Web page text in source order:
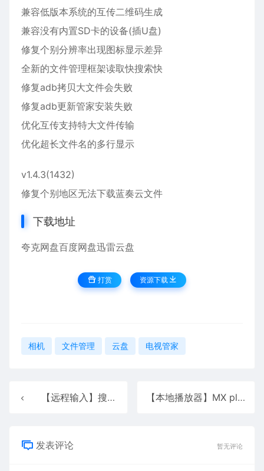
兼容低版本系统的互传二维码生成
兼容没有内置SD卡的设备(插U盘)
修复个别分辨率出现图标显示差异
全新的文件管理框架读取快搜索快
修复adb拷贝大文件会失败
修复adb更新管家安装失败
优化互传支持特大文件传输
优化超长文件名的多行显示
v1.4.3(1432)
修复个别地区无法下载蓝奏云文件
下载地址
夸克网盘百度网盘迅雷云盘
打赏 资源下载
相机 文件管理 云盘 电视管家
【远程输入】搜狗输入法TV版 【本地播放器】MX player 1.60.3/Pro版 1.86.0
发表评论 暂无评论